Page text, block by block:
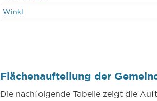
Winkl
Flächenaufteilung der
Die nachfolgende Tabelle zeigt die